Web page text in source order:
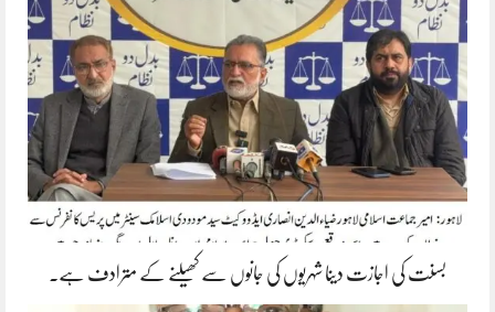
بسنت کی اجازت دینا شہریوں کی جانوں سے کھیلنے کے مترادف ہے۔